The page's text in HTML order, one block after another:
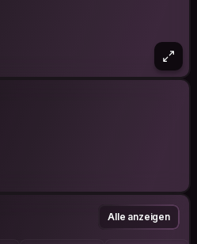
Alle anzeigen